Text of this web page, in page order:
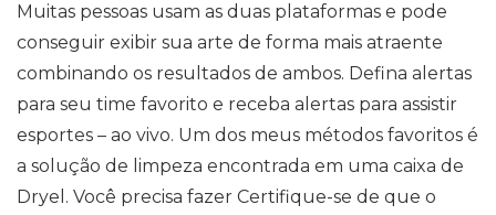
Muitas pessoas usam as duas plataformas e pode
conseguir exibir sua arte de forma mais atraente
combinando os resultados de ambos. Defina alertas
para seu time favorito e receba alertas para assistir
esportes – ao vivo. Um dos meus métodos favoritos é
a solução de limpeza encontrada em uma caixa de
Dryel. Você precisa fazer Certifique-se de que o